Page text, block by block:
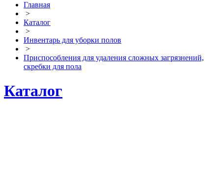
Главная
>
Каталог
>
Инвентарь для уборки полов
>
Приспособления для удаления сложных загрязнений,
скребки для пола
Каталог